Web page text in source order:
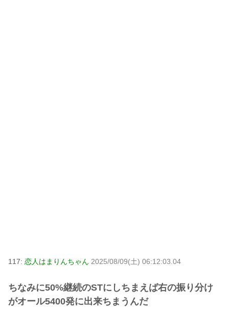
117: 恋人はまりんちゃん 2025/08/09(土) 06:12:03.04
ちなみに50%継続のSTにしちまえば右の振り分け
がオール5400発に出来ちまうんだ